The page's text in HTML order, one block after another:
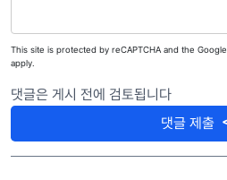
This site is protected by reCAPTCHA and the Google
apply.
댓글은 게시 전에 검토됩니다
댓글 제출